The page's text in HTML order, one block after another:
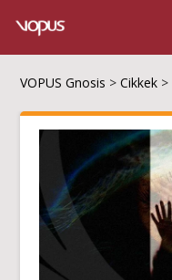
VOPUS Gnosis >Cikkek >